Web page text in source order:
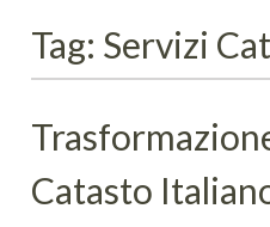
Tag: Servizi
Catasto